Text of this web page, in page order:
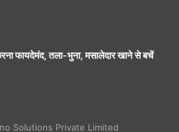
फायदेमंद, तला-भुना, मसालेदार खाने से बचें
Solutions Private Limited